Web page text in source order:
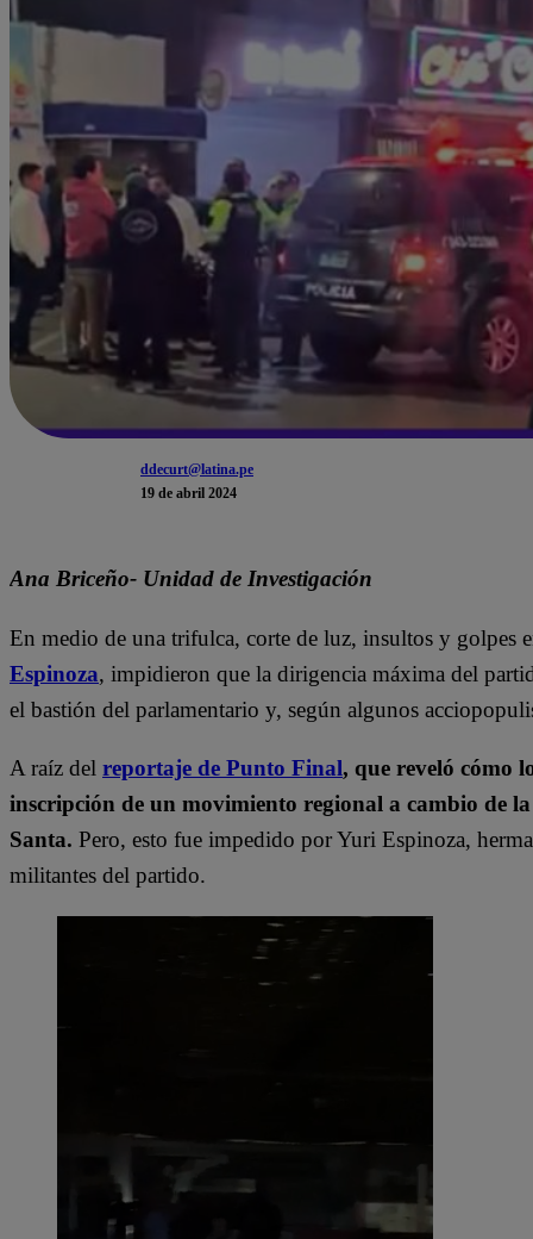
ddecurt@latina.pe
19 de abril 2024
Ana Briceño- Unidad de Investigación
En medio de una trifulca, corte de luz, insultos y golpes
Espinoza, impidieron que la dirigencia máxima del
el bastión del parlamentario y, según algunos
A raíz del reportaje de Punto Final, que reveló cómo
inscripción de un movimiento regional a cambio de
Santa. Pero, esto fue impedido por Yuri Espinoza,
militantes del partido.